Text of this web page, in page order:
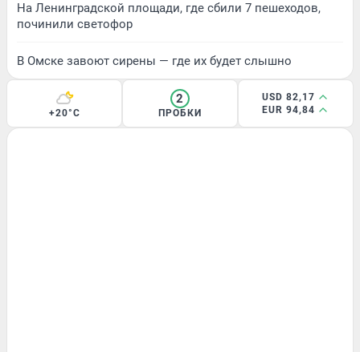
На Ленинградской площади, где сбили 7 пешеходов,
починили светофор
В Омске завоют сирены — где их будет слышно
+20°C
2
ПРОБКИ
USD 82,17
EUR 94,84